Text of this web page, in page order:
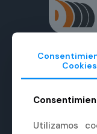
civiles,
Extremadura.
Servicios en
Cookies
Utilizamos